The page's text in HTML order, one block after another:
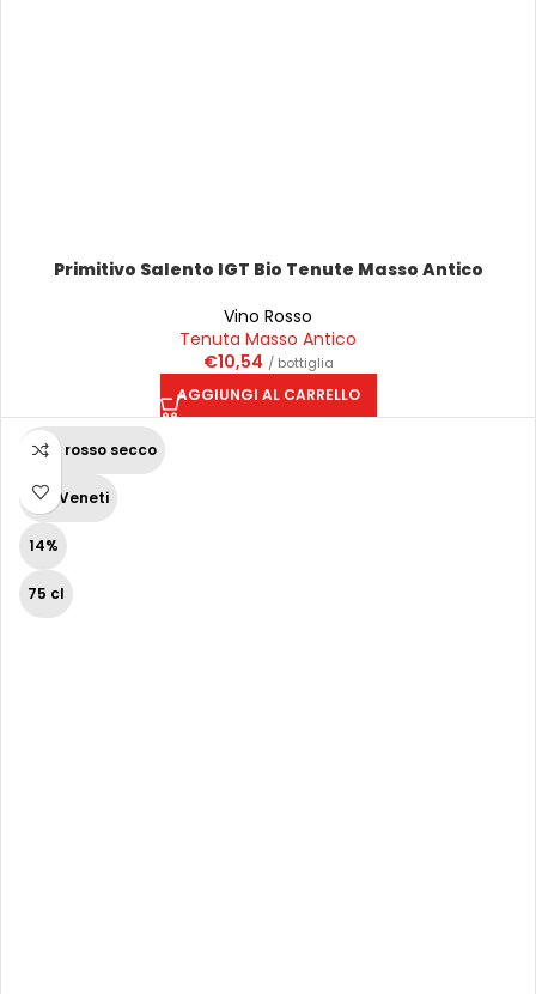
Primitivo Salento IGT Bio Tenute Masso Antico
Vino Rosso
Tenuta Masso Antico
€10,54 / bottiglia
AGGIUNGI AL CARRELLO
Vino rosso secco
Vini Veneti
14%
75 cl